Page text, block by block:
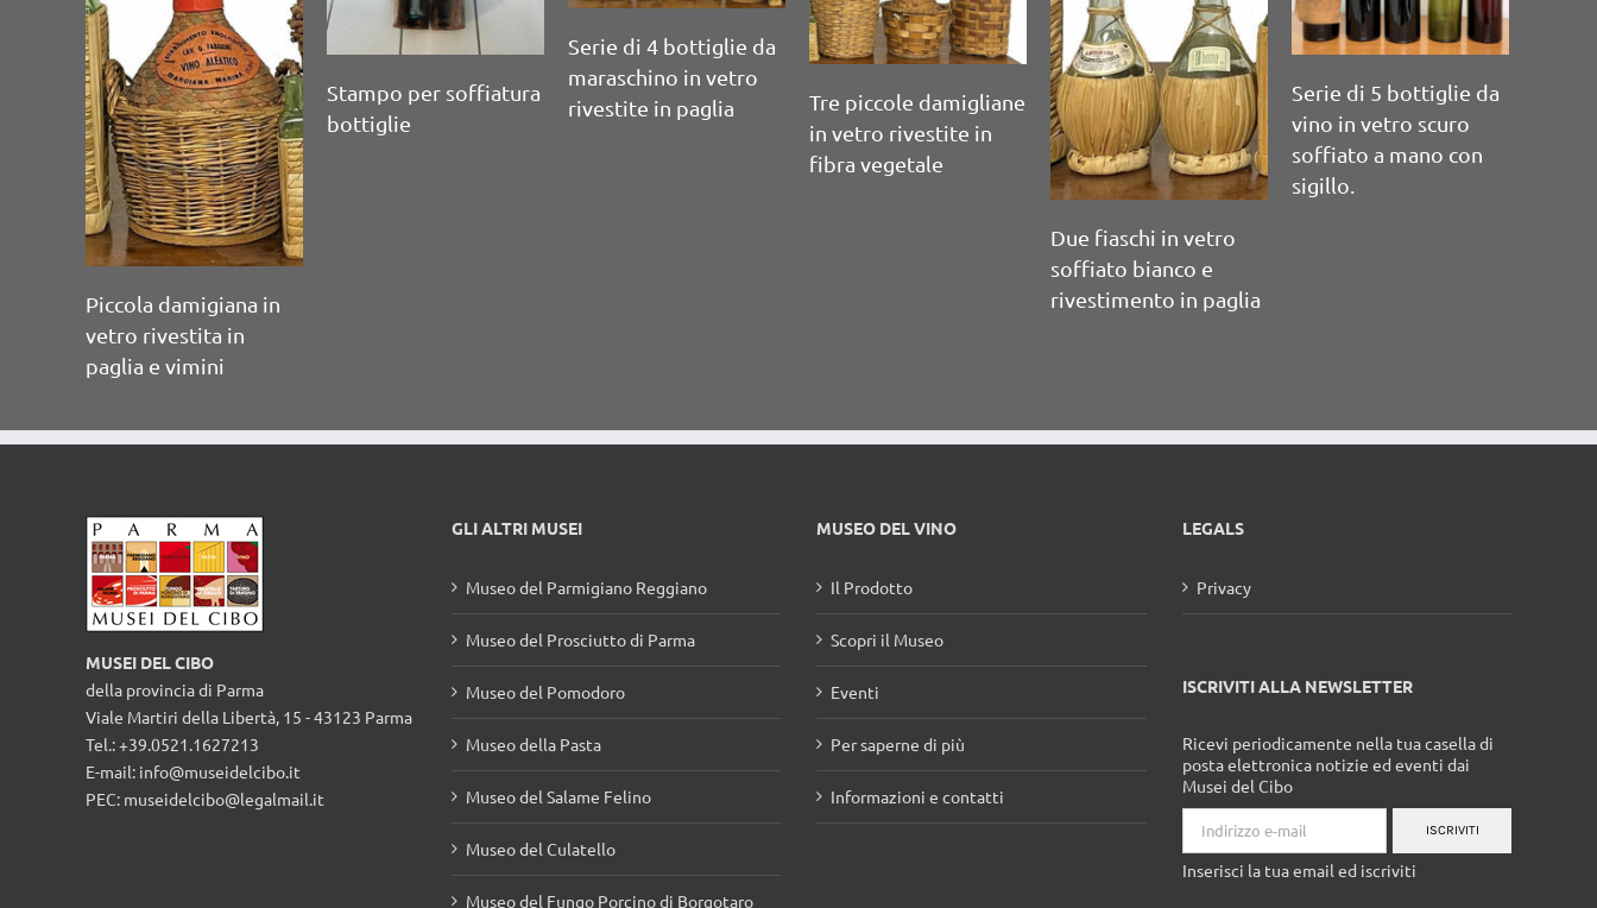
Serie di 4 bottiglie da
vino in vetro scuro
soffiato a mano con
sigillo.
Serie di 8 contenitori
e dimensione
Serie di 7 bottiglie in
vetro per bevande con
Serie di 10 bottiglie
da vino soffiate a
Serie di 12 bottiglie
da vino soffiate a
mano
MUSEI DEL CIBO
della provincia di Parma
Viale Martiri della Libertà, 15 - 43123 Parma
Tel.: +39.0521.1627213
E-mail:info@museidelcibo.it
PEC: museidelcibo@legalmail.it
GLI ALTRI MUSEI MUSEO DEL VINO LEGALS
ISCRIVITI ALLA NEWSLETTER
posta elettronica notizie ed eventi dai
ISCRIVITI
Inserisci la tua email ed iscriviti